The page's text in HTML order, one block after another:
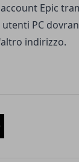
Epic
PC
indirizzo.